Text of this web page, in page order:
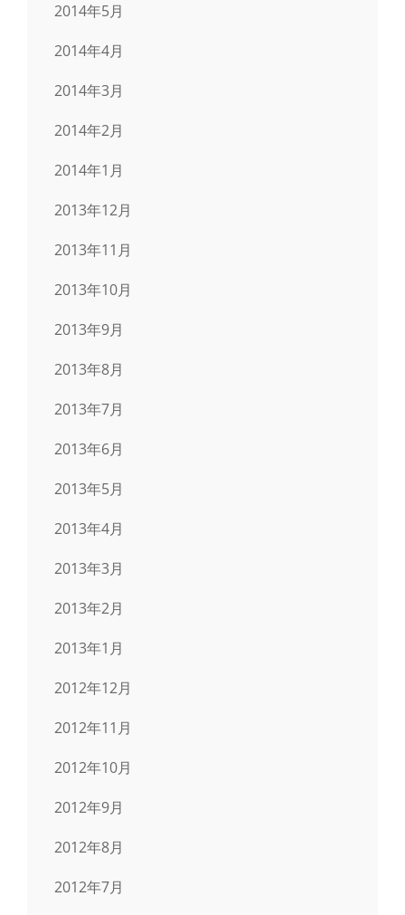
2014年5月
2014年4月
2014年3月
2014年2月
2014年1月
2013年12月
2013年11月
2013年10月
2013年9月
2013年8月
2013年7月
2013年6月
2013年5月
2013年4月
2013年3月
2013年2月
2013年1月
2012年12月
2012年11月
2012年10月
2012年9月
2012年8月
2012年7月